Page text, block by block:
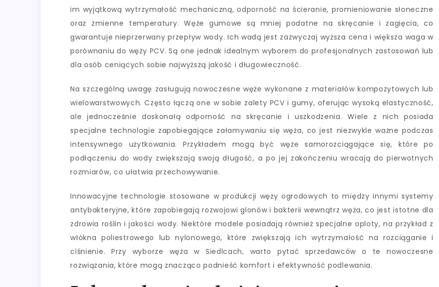
im wyjątkową wytrzymałość mechaniczną, odporność na ścieranie, promieniowanie słoneczne
oraz zmienne temperatury. Węże gumowe są mniej podatne na skręcanie i zagięcia, co
gwarantuje nieprzerwany przepływ wody. Ich wadą jest zazwyczaj wyższa cena i większa waga w
porównaniu do węży PCV. Są one jednak idealnym wyborem do profesjonalnych zastosowań lub
dla osób ceniących sobie najwyższą jakość i długowieczność.
Na szczególną uwagę zasługują nowoczesne węże wykonane z materiałów kompozytowych lub
wielowarstwowych. Często łączą one w sobie zalety PCV i gumy, oferując wysoką elastyczność,
ale jednocześnie doskonałą odporność na skręcanie i uszkodzenia. Wiele z nich posiada
specjalne technologie zapobiegające załamywaniu się węża, co jest niezwykle ważne podczas
intensywnego użytkowania. Przykładem mogą być węże samorozciągające się, które po
podłączeniu do wody zwiększają swoją długość, a po jej zakończeniu wracają do pierwotnych
rozmiarów, co ułatwia przechowywanie.
Innowacyjne technologie stosowane w produkcji węży ogrodowych to między innymi systemy
antybakteryjne, które zapobiegają rozwojowi glonów i bakterii wewnątrz węża, co jest istotne dla
zdrowia roślin i jakości wody. Niektóre modele posiadają również specjalne oploty, na przykład z
włókna poliestrowego lub nylonowego, które zwiększają ich wytrzymałość na rozciąganie i
ciśnienie. Przy wyborze węża w Siedlcach, warto pytać sprzedawców o te nowoczesne
rozwiązania, które mogą znacząco podnieść komfort i efektywność podlewania.